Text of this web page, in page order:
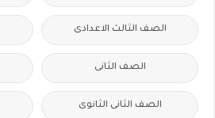
الصف الثالث الاعدادى
الصف الثانى
الصف الثانى الثانوى